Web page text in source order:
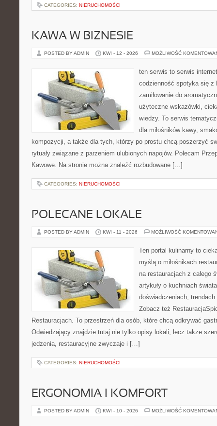
CATEGORIES: NIERUCHOMOŚCI
KAWA W BIZNESIE
POSTED BY ADMIN KWI - 12 - 2026 MOŻLIWOŚĆ
ten serwis to serwis
codzienność spotyka się z
zamiłowanie do
użyteczne wskazówki,
wiedzy. To serwis
dla miłośników kawy,
kompozycji, a także dla tych, którzy po prostu chcą poszerzyć
rytuały związane z parzeniem ulubionych napojów. Polecam
Kawowe. Na stronie można znaleźć rozbudowane […]
CATEGORIES: NIERUCHOMOŚCI
POLECANE LOKALE
POSTED BY ADMIN KWI - 11 - 2026 MOŻLIWOŚĆ
Ten portal kulinarny to
myślą o miłośnikach
na restauracjach z całego
artykuły o kuchniach
doświadczeniach,
Zobacz też
Restauracjach. To przestrzeń dla osób, które chcą odkrywać
Odwiedzający znajdzie tutaj nie tylko opisy lokali, lecz także
jedzenia, restauracyjne zwyczaje i […]
CATEGORIES: NIERUCHOMOŚCI
ERGONOMIA I KOMFORT
POSTED BY ADMIN KWI - 10 - 2026 MOŻLIWOŚĆ